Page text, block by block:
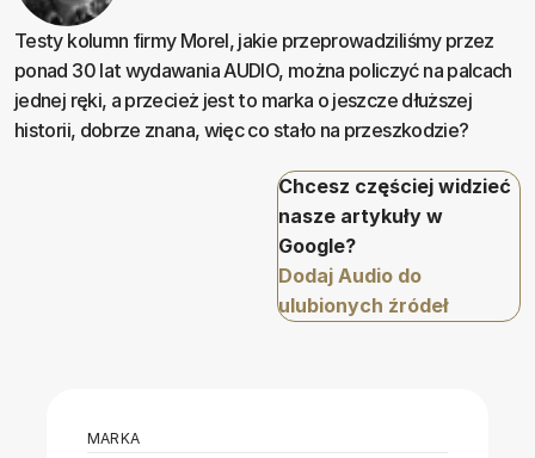
Testy kolumn firmy Morel, jakie przeprowadziliśmy przez
ponad 30 lat wydawania AUDIO, można policzyć na palcach
jednej ręki, a przecież jest to marka o jeszcze dłuższej
historii, dobrze znana, więc co stało na przeszkodzie?
Chcesz częściej widzieć
nasze artykuły w
Google?
Dodaj Audio do
ulubionych źródeł
MARKA